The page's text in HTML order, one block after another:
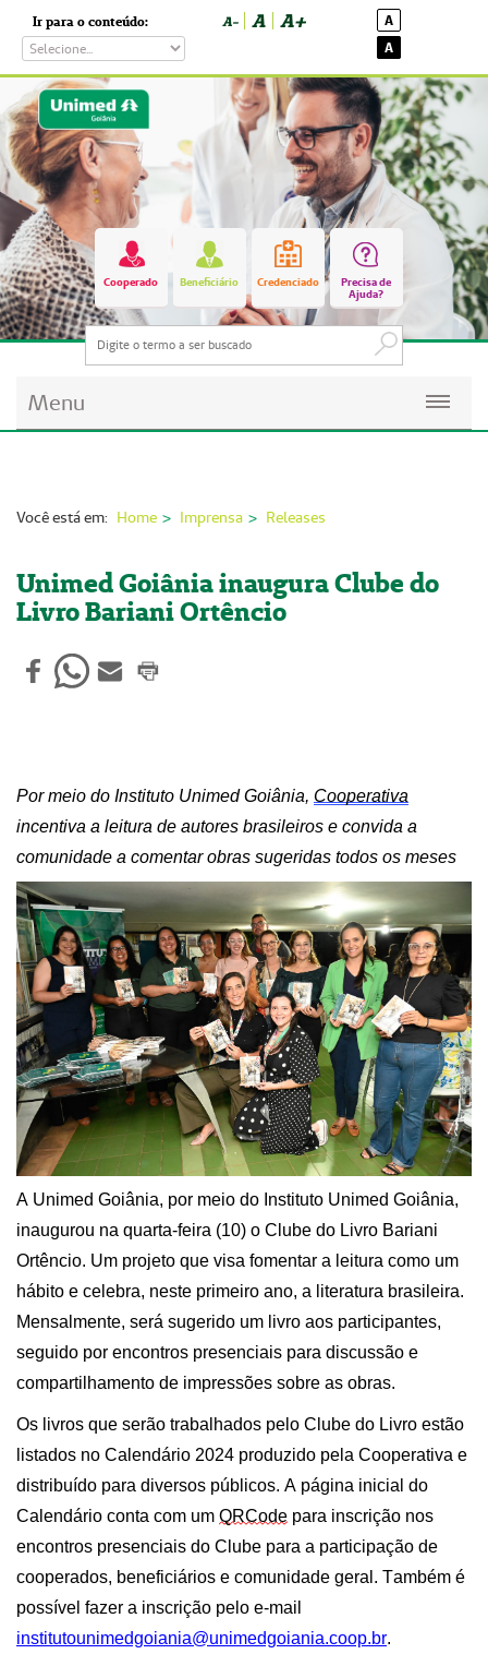
Ir para o conteúdo: A- A A+
A
A
Cooperado Beneficiário Credenciado
Precisa de
Ajuda?
Menu
Imprensa
Fale Conosco
Você está em: Home Imprensa Releases
Unimed Goiânia inaugura Clube do
Livro Bariani Ortêncio
Por meio do Instituto Unimed Goiânia, Cooperativa
incentiva a leitura de autores brasileiros e convida a
comunidade a comentar obras sugeridas todos os meses
A Unimed Goiânia, por meio do Instituto Unimed Goiânia,
inaugurou na quarta-feira (10) o Clube do Livro Bariani
Ortêncio. Um projeto que visa fomentar a leitura como um
hábito e celebra, neste primeiro ano, a literatura brasileira.
Mensalmente, será sugerido um livro aos participantes,
seguido por encontros presenciais para discussão e
compartilhamento de impressões sobre as obras.
Os livros que serão trabalhados pelo Clube do Livro estão
listados no Calendário 2024 produzido pela Cooperativa e
distribuído para diversos públicos. A página inicial do
Calendário conta com um QRCode para inscrição nos
encontros presenciais do Clube para a participação de
cooperados, beneficiários e comunidade geral. Também é
possível fazer a inscrição pelo e-mail
institutounimedgoiania@unimedgoiania.coop.br.